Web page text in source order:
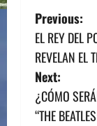
P
o
s
t
Previous:
EL REY DEL
REVELAN EL
Next:
¿CÓMO
“THE